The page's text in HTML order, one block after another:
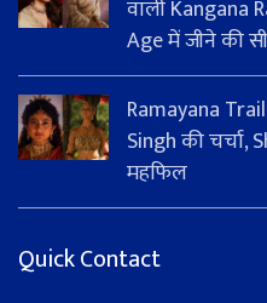
वाली Kangana
Age में जीने की
Ramayana
Singh की
महफिल
Quick Contact